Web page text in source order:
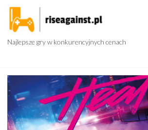
Przejdź
treści
Najlepsze gry w konkurencyjnych cenach